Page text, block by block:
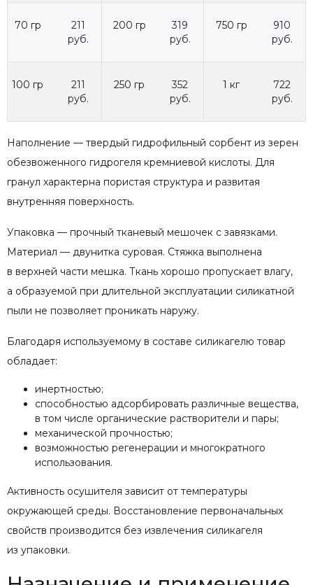
70 гр
211
руб.
200 гр
319
руб.
750 гр
910
руб.
100 гр
211
руб.
250 гр
352
руб.
1 кг
722
руб.
Наполнение — твердый гидрофильный сорбент из зерен
обезвоженного гидрогеля кремниевой кислоты. Для
гранул характерна пористая структура и развитая
внутренняя поверхность.
Упаковка — прочный тканевый мешочек с завязками.
Материал — двунитка суровая. Стяжка выполнена
в верхней части мешка. Ткань хорошо пропускает влагу,
а образуемой при длительной эксплуатации силикатной
пыли не позволяет проникать наружу.
Благодаря используемому в составе силикагелю товар
обладает:
инертностью;
способностью адсорбировать различные вещества,
в том числе органические растворители и пары;
механической прочностью;
возможностью регенерации и многократного
использования.
Активность осушителя зависит от температуры
окружающей среды. Восстановление первоначальных
свойств производится без извлечения силикагеля
из упаковки.